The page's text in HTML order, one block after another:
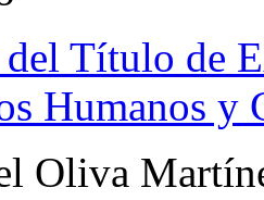
Título de
Humanos y
Oliva